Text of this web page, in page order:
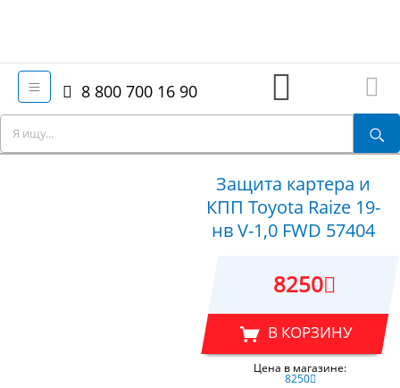
8 800 700 16 90
Защита картера и
КПП Toyota Raize 19-
нв V-1,0 FWD 57404
8250
В КОРЗИНУ
Цена в магазине:
8250